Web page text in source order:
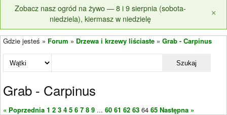
Zobacz nasz ogród na żywo — 8 i 9 sierpnia (sobota-
niedziela), kiermasz w niedzielę
×
Gdzie jesteś » Forum » Drzewa i krzewy liściaste » Grab - Carpinus
Szukaj
Grab - Carpinus
« Poprzednia 1 2 3 4 5 6 7 8 9 ... 60 61 62 63 64 65 Następna »